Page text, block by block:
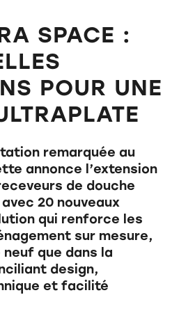
SPACE :
POUR UNE
remarquée au
annonce l’extension
de douche
20 nouveaux
qui renforce les
sur mesure,
que dans la
design,
et facilité